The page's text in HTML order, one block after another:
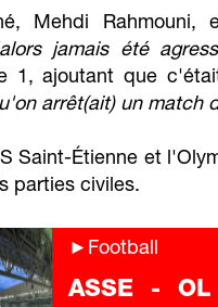
Mehdi Rahmouni,
jamais été
1, ajoutant que
arrêt(ait) un match
Saint-Étienne et
parties civiles.
►Football
ASSE -